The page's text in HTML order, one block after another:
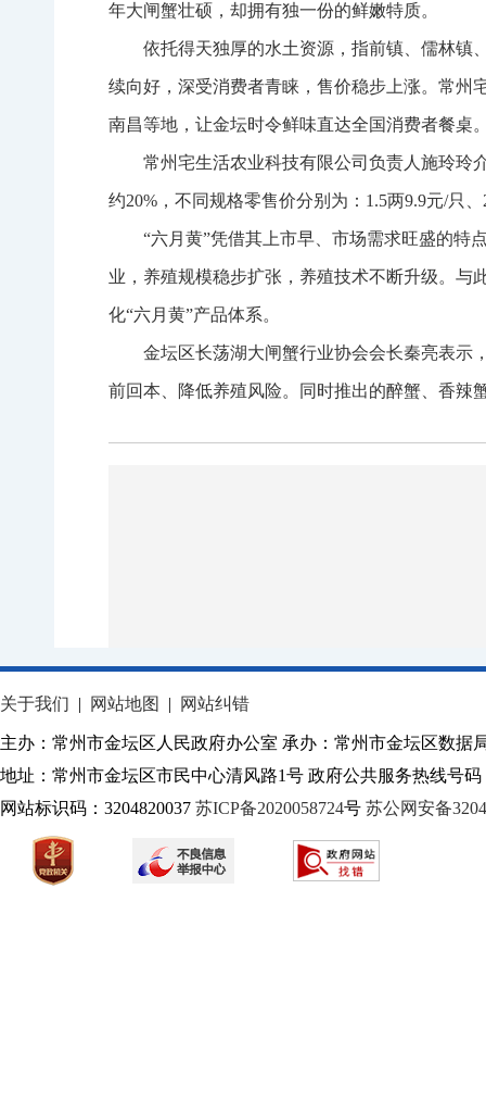
年大闸蟹壮硕，却拥有独一份的鲜嫩特质。
依托得天独厚的水土资源，指前镇、儒林镇
续向好，深受消费者青睐，售价稳步上涨。常州
南昌等地，让金坛时令鲜味直达全国消费者餐桌
常州宅生活农业科技有限公司负责人施玲玲
约20%，不同规格零售价分别为：1.5两9.9元/只
“六月黄”凭借其上市早、市场需求旺盛的特
业，养殖规模稳步扩张，养殖技术不断升级。与
化“六月黄”产品体系。
金坛区长荡湖大闸蟹行业协会会长秦亮表示
前回本、降低养殖风险。同时推出的醉蟹、香辣
关于我们 | 网站地图 | 网站纠错
主办：常州市金坛区人民政府办公室 承办：常州市金坛区数据
地址：常州市金坛区市民中心清风路1号 政府公共服务热线号码
网站标识码：3204820037 苏ICP备2020058724号 苏公网安备